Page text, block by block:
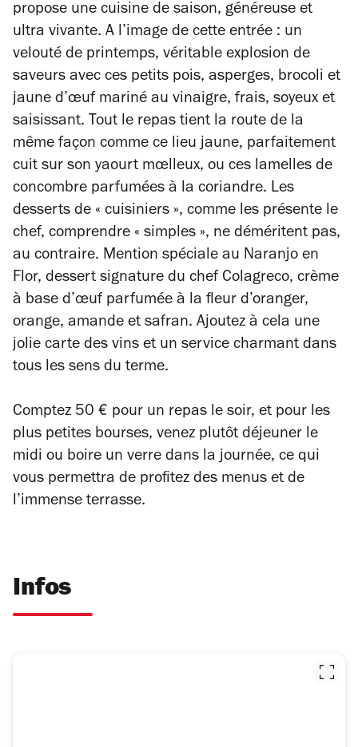
propose une cuisine de saison, généreuse et
ultra vivante. A l’image de cette entrée : un
velouté de printemps, véritable explosion de
saveurs avec ces petits pois, asperges, brocoli et
jaune d’œuf mariné au vinaigre, frais, soyeux et
saisissant. Tout le repas tient la route de la
même façon comme ce lieu jaune, parfaitement
cuit sur son yaourt mœlleux, ou ces lamelles de
concombre parfumées à la coriandre. Les
desserts de « cuisiniers », comme les présente le
chef, comprendre « simples », ne déméritent pas,
au contraire. Mention spéciale au Naranjo en
Flor, dessert signature du chef Colagreco, crème
à base d’œuf parfumée à la fleur d’oranger,
orange, amande et safran. Ajoutez à cela une
jolie carte des vins et un service charmant dans
tous les sens du terme.
Comptez 50 € pour un repas le soir, et pour les
plus petites bourses, venez plutôt déjeuner le
midi ou boire un verre dans la journée, ce qui
vous permettra de profitez des menus et de
l’immense terrasse.
Infos